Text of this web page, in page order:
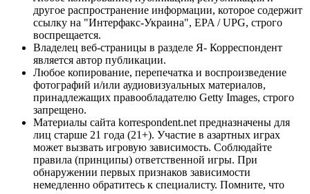
другое распространение информации, которое содержит
ссылку на "Интерфакс-Украина", EPA / UPG, строго
воспрещается.
Владелец веб-страницы в разделе Я- Корреспондент
является автор публикации.
Любое копирование, перепечатка и воспроизведение
фотографий и/или аудиовизуальных материалов,
принадлежащих правообладателю Getty Images, строго
запрещено.
Материалы сайта korrespondent.net предназначены для
лиц старше 21 года (21+). Участие в азартных играх
может вызвать игровую зависимость. Соблюдайте
правила (принципы) ответственной игры. При
обнаружении первых признаков зависимости
немедленно обратитесь к специалисту. Помните, что